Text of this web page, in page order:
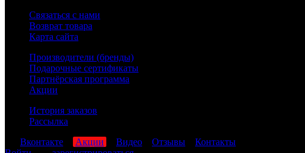
Связаться с нами
Возврат товара
Карта сайта
Производители (бренды)
Подарочные сертификаты
Партнёрская программа
Акции
История заказов
Рассылка
Вконтакте Акции Видео Отзывы
Контакты